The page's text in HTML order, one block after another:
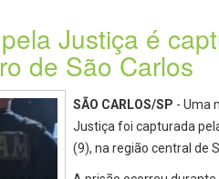
Justiça é
de São Carlos
SÃO CARLOS/SP - Uma
Justiça foi capturada
(9), na região central de